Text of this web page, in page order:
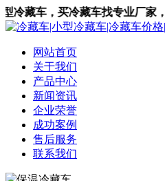
冷藏车找专业厂家，安心、省
网站首页
关于我们
产品中心
新闻资讯
企业荣誉
成功案例
售后服务
联系我们